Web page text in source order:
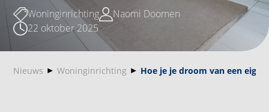
Woninginrichting
Naomi Doomen
22 oktober 2025
Nieuws Woninginrichting Hoe je je droom van een